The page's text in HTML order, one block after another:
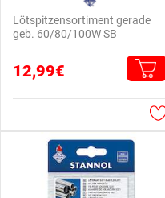
Lötspitzensortiment gerade
geb. 60/80/100W SB
12,99€